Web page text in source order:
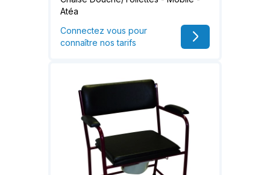
Atéa
Connectez vous pour
connaître nos tarifs